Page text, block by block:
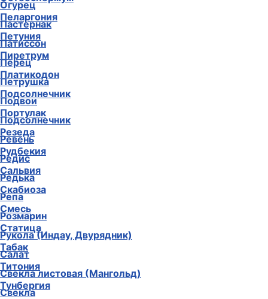
Пеларгония
Петуния
Пиретрум
Платикодон
Подсолнечник
Портулак
Резеда
Рудбекия
Сальвия
Скабиоза
Смесь
Статица
Табак
Титония
Тунбергия
Огурец
Пастернак
Патиссон
Перец
Петрушка
Подвои
Подсолнечник
Ревень
Редис
Редька
Репа
Розмарин
Рукола (Индау, Двурядник)
Салат
Свекла листовая (Мангольд)
Свекла